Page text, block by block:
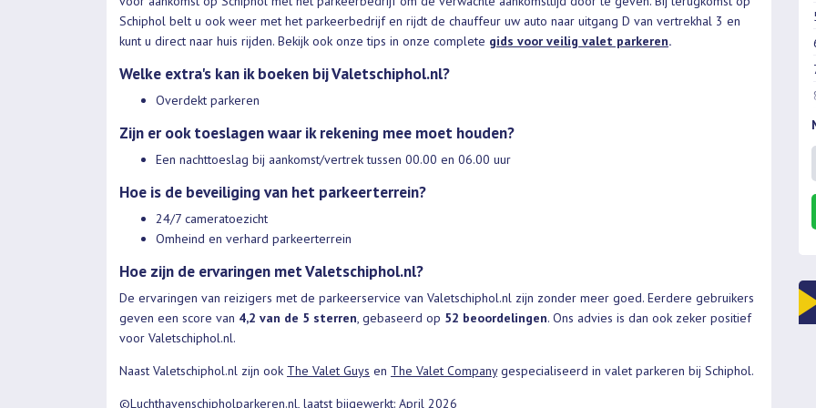
Schiphol belt u ook weer met het parkeerbedrijf en rijdt de chauffeur uw auto naar uitgang D van vertrekhal 3 en
kunt u direct naar huis rijden. Bekijk ook onze tips in onze complete gids voor veilig valet parkeren.
Welke extra's kan ik boeken bij Valetschiphol.nl?
Overdekt parkeren
Zijn er ook toeslagen waar ik rekening mee moet houden?
Een nachttoeslag bij aankomst/vertrek tussen 00.00 en 06.00 uur
Hoe is de beveiliging van het parkeerterrein?
24/7 cameratoezicht
Omheind en verhard parkeerterrein
Hoe zijn de ervaringen met Valetschiphol.nl?
De ervaringen van reizigers met de parkeerservice van Valetschiphol.nl zijn zonder meer goed. Eerdere gebruikers
geven een score van 4,2 van de 5 sterren, gebaseerd op 52 beoordelingen. Ons advies is dan ook zeker positief
voor Valetschiphol.nl.
Naast Valetschiphol.nl zijn ook The Valet Guys en The Valet Companygespecialiseerd in valet parkeren bij Schiphol.
©Luchthavenschipholparkeren.nl, laatst bijgewerkt: April 2026